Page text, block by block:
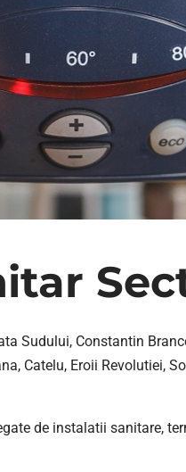
Sudului, Constantin
Catelu, Eroii Revolutiei,
de instalatii sanitare,